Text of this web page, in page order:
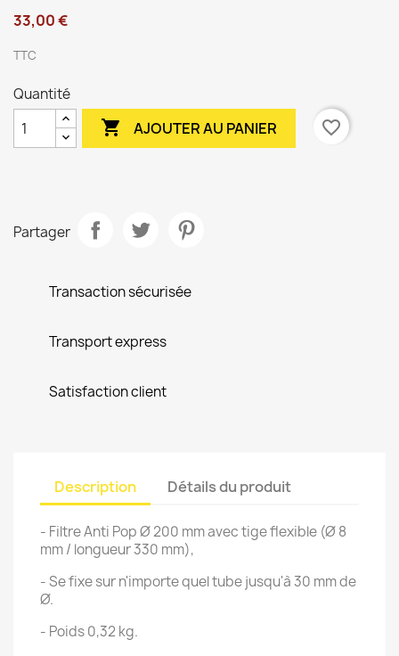
33,00 €
TTC
Quantité
 AJOUTER AU PANIER favorite_border
Partager
Transaction sécurisée
Transport express
Satisfaction client
Description Détails du produit
- Filtre Anti Pop Ø 200 mm avec tige flexible (Ø 8
mm / longueur 330 mm),
- Se fixe sur n'importe quel tube jusqu'à 30 mm de
Ø.
- Poids 0,32 kg.